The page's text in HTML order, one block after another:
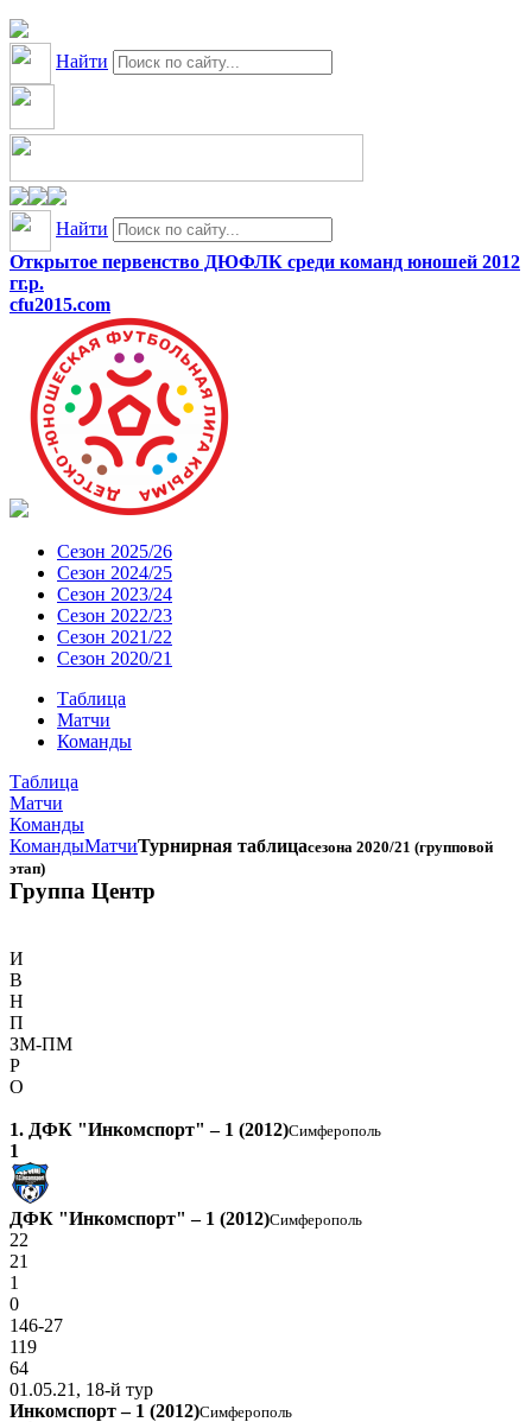
Найти
Найти
Открытое первенство ДЮФЛК среди команд юношей 2012
гг.р.
cfu2015.com
Сезон 2025/26
Сезон 2024/25
Сезон 2023/24
Сезон 2022/23
Сезон 2021/22
Сезон 2020/21
Таблица
Матчи
Команды
Таблица
Матчи
Команды
КомандыМатчиТурнирная таблицасезона 2020/21 (групповой
этап)
Группа Центр
И
В
Н
П
ЗМ-ПМ
Р
О
1. ДФК "Инкомспорт" – 1 (2012)Симферополь
1
ДФК "Инкомспорт" – 1 (2012)Симферополь
22
21
1
0
146-27
119
64
01.05.21, 18-й тур
Инкомспорт – 1 (2012)Симферополь